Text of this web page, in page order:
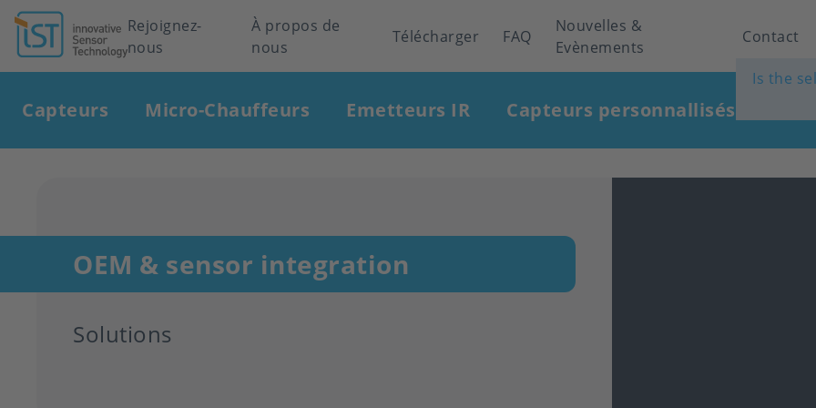
Header
navigation
Rejoignez-
nous
À propos de
nous
Télécharger FAQ
Nouvelles &
Evènements
Contact
Is the
navigation
Capteurs Micro-Chauffeurs Emetteurs IR Capteurs personnallisés
OEM & sensor integration
Solutions